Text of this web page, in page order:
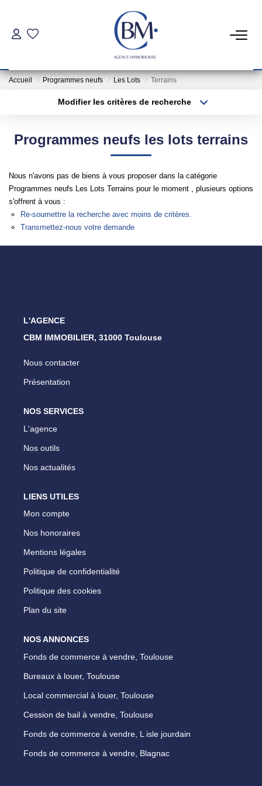
PARTICULIERS
Location
COMMERCES ET BUREAUX
Commerces Et Entreprises
Location Locaux Professionnels
CONTACT
Accueil Programmes neufs Les Lots Terrains
Modifier les critères de recherche
Sélectionnez...
Type de bien
Budget max Plus de critères
Programmes neufs les lots terrains
Nous n'avons pas de biens à vous proposer dans la catégorie
Programmes neufs Les Lots Terrains pour le moment , plusieurs options
s'offrent à vous :
Re-soumettre la recherche avec moins de critères.
Transmettez-nous votre demande
L'AGENCE
CBM IMMOBILIER, 31000 Toulouse
Nous contacter
Présentation
NOS SERVICES
L'agence
Nos outils
Nos actualités
LIENS UTILES
Mon compte
Nos honoraires
Mentions légales
Politique de confidentialité
Politique des cookies
Plan du site
NOS ANNONCES
Fonds de commerce à vendre, Toulouse
Bureaux à louer, Toulouse
Local commercial à louer, Toulouse
Cession de bail à vendre, Toulouse
Fonds de commerce à vendre, L isle jourdain
Fonds de commerce à vendre, Blagnac